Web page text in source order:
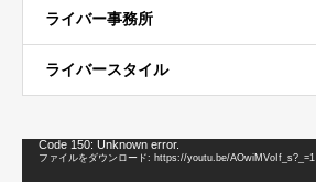
ライバー事務所
ライバースタイル
Code 150: Unknown error.
ファイルをダウンロード: https://youtu.be/AOwiMVoIf_s?_=1